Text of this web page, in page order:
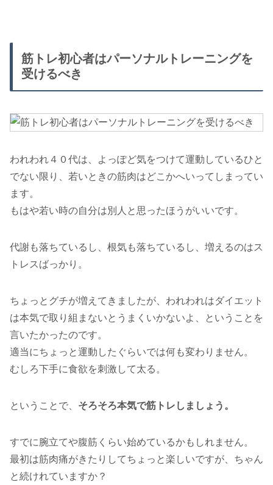
筋トレ初心者はパーソナルトレーニングを
受けるべき
われわれ４０代は、よっぽど気をつけて運動しているひと
でない限り、若いときの筋肉はどこかへいってしまってい
ます。
もはや若い時の自分は別人と思ったほうがいいです。
代謝も落ちているし、根気も落ちているし、増えるのはス
トレスばっかり。
ちょっとグチが増えてきましたが、われわれはダイエット
は本気で取り組まないとうまくいかないよ、ということを
言いたかったのです。
適当にちょっと運動したぐらいでは何も変わりません。
むしろ下手に食欲を刺激して太る。
ということで、 そろそろ本気で筋トレしましょう。
すでに腕立てや腹筋くらい始めているかもしれません。
最初は筋肉痛がきたりしてちょっと楽しいですが、ちゃん
と続けれていますか？